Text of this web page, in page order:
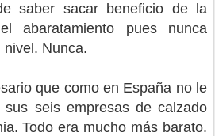
saber sacar beneficio de la
abaratamiento pues nunca
nivel. Nunca.
que como en España no le
sus seis empresas de calzado
Todo era mucho más barato.